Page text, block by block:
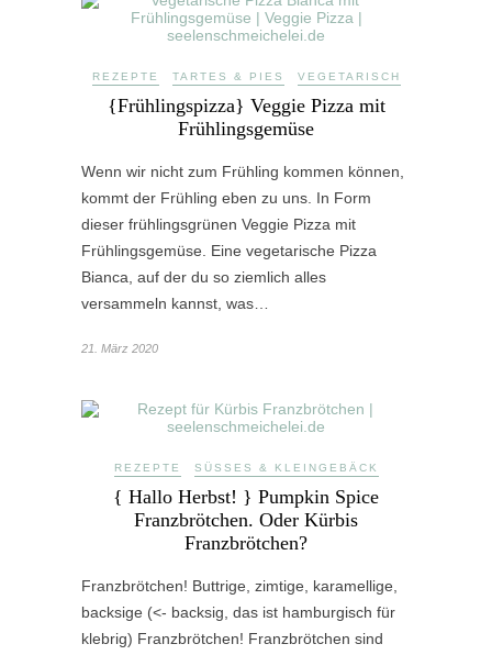
REZEPTE TARTES & PIES VEGETARISCH
{Frühlingspizza} Veggie Pizza mit
Frühlingsgemüse
Wenn wir nicht zum Frühling kommen können,
kommt der Frühling eben zu uns. In Form
dieser frühlingsgrünen Veggie Pizza mit
Frühlingsgemüse. Eine vegetarische Pizza
Bianca, auf der du so ziemlich alles
versammeln kannst, was…
21. März 2020
REZEPTE SÜSSES & KLEINGEBÄCK
{ Hallo Herbst! } Pumpkin Spice
Franzbrötchen. Oder Kürbis
Franzbrötchen?
Franzbrötchen! Buttrige, zimtige, karamellige,
backsige (<- backsig, das ist hamburgisch für
klebrig) Franzbrötchen! Franzbrötchen sind